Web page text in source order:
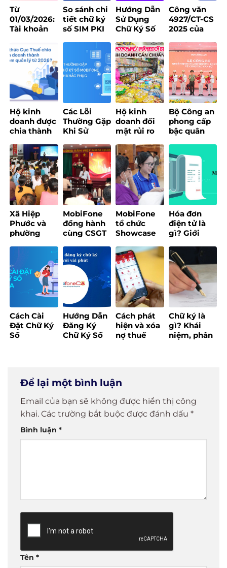
Từ
01/03/2026:
Tài khoản
của hộ kinh
doanh bắt
buộc phải
đúng tên
đăng ký
So sánh chi
tiết chữ ký
số SIM PKI
Token – Nên
chọn loại
nào?
Hướng Dẫn
Sử Dụng
Chữ Ký Số
Ký Tại Trang
Bảo Hiểm
Xã Hội
Công văn
4927/CT-CS
2025 của
chính sách
Hộ kinh
doanh được
chia thành
áp dụng
quy định
mới trong
chuyển đổi
phương
pháp tính
thuế sau
khi xóa bỏ
thuế khoán
từ đầu năm
2026?
Các Lỗi
Thường Gặp
Khi Sử
Ký Số
MobiFone
Và Cách
Khắc Phục
Hộ kinh
doanh đối
mặt rủi ro
thuế với
doanh thu
quanh
ngưỡng 200
triệu
đồng/năm
Bộ Công an
phong cấp
bậc quân
chủ chốt
MobiFone
Xã Hiệp
Phước và
phường
chương
trình “Bình
dân học vụ
số dành cho
Tổ công tác
công nghệ
số cộng
đồng”
MobiFone
đồng hành
cùng CSGT
chức tập
huấn
chuyển đổi
số
MobiFone
tổ chức
Showcase
EzBill – Giải
pháp quản
lý bán hàng
“một chạm”
cho hộ kinh
doanh
Hóa đơn
điện tử là
gì? Giới
MobiFone
Invoice
2025
Cách Cài
Đặt Chữ Ký
Số
Hướng Dẫn
Đăng Ký
Chữ Ký Số
Cách phát
hiện và xóa
nợ thuế
Chữ ký là
gì? Khái
niệm, phân
Để lại một bình luận
Email của bạn sẽ không được hiển thị công
khai. Các trường bắt buộc được đánh dấu *
Bình luận *
Tên *